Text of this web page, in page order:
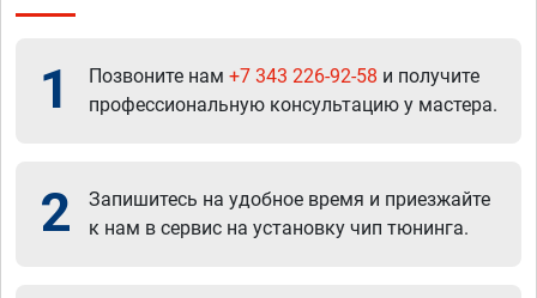
1 Позвоните нам +7 343 226-92-58 и получите
профессиональную консультацию у мастера.
2
Запишитесь на удобное время и приезжайте
к нам в сервис на установку чип тюнинга.